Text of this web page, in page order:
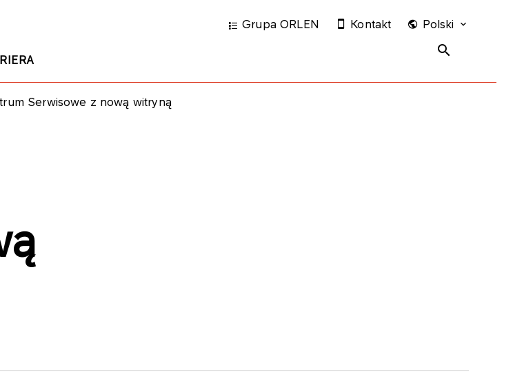
Grupa ORLEN Kontakt Polski
Serwisowe z nową witryną